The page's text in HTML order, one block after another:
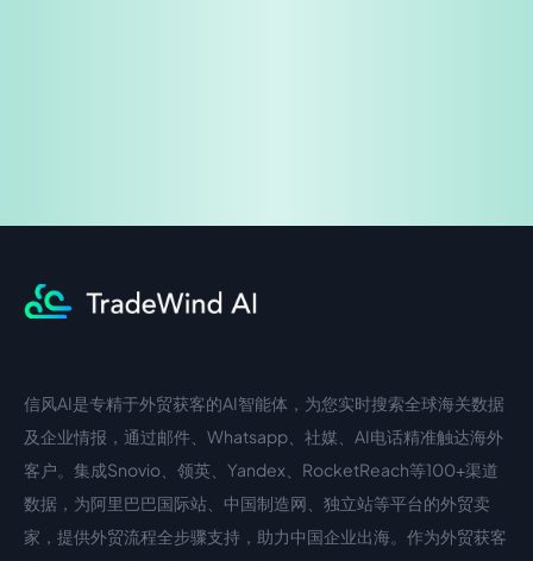
中文入口
信风AI是专精于外贸获客的AI智能体，为您实时搜索全球海关数据
及企业情报，通过邮件、Whatsapp、社媒、AI电话精准触达海外
客户。集成Snovio、领英、Yandex、RocketReach等100+渠道
数据，为阿里巴巴国际站、中国制造网、独立站等平台的外贸卖
家，提供外贸流程全步骤支持，助力中国企业出海。作为外贸获客